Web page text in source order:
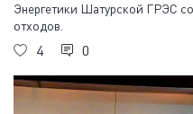
Энергетики Шатурской ГРЭС
отходов.
4 0